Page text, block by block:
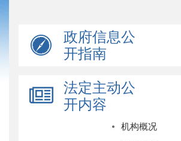
政府信息公
开指南
法定主动公
开内容
机构概况